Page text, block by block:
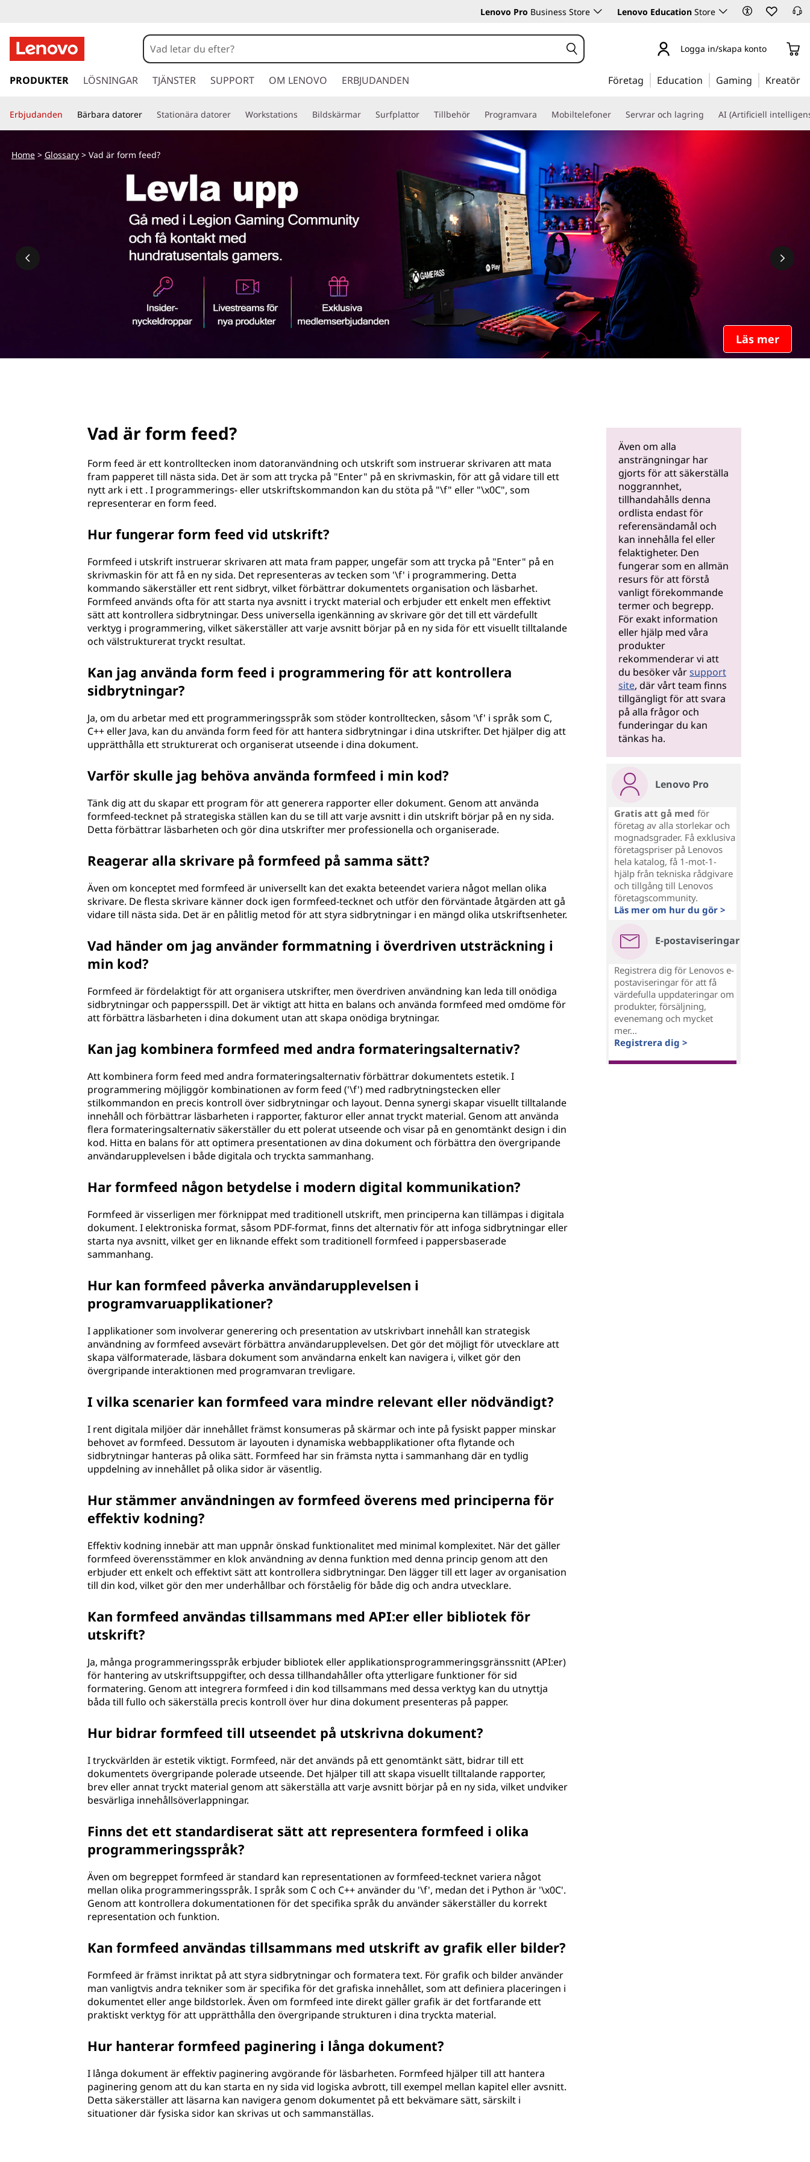
a
d
ä
Lenovo Pro Business Store Lenovo Education Store
o
a
v
d
n
Logga in/skapa konto
PRODUKTER LÖSNINGAR TJÄNSTER SUPPORT OM LENOVO ERBJUDANDEN Företag Education Gaming Kreatör
Erbjudanden Bärbara datorer Stationära datorer Workstations Bildskärmar Surfplattor Tillbehör Programvara Mobiltelefoner Servrar och lagring AI (Artificiell
Läs mer
Home> Glossary> Vad är form feed?
Vad är form feed?
Form feed är ett kontrolltecken inom datoranvändning och utskrift som instruerar skrivaren att mata
fram papperet till nästa sida. Det är som att trycka på "Enter" på en skrivmaskin, för att gå vidare till ett
nytt ark i ett . I programmerings- eller utskriftskommandon kan du stöta på "\f" eller "\x0C", som
representerar en form feed.
Hur fungerar form feed vid utskrift?
Formfeed i utskrift instruerar skrivaren att mata fram papper, ungefär som att trycka på "Enter" på en
skrivmaskin för att få en ny sida. Det representeras av tecken som '\f' i programmering. Detta
kommando säkerställer ett rent sidbryt, vilket förbättrar dokumentets organisation och läsbarhet.
Formfeed används ofta för att starta nya avsnitt i tryckt material och erbjuder ett enkelt men effektivt
sätt att kontrollera sidbrytningar. Dess universella igenkänning av skrivare gör det till ett värdefullt
verktyg i programmering, vilket säkerställer att varje avsnitt börjar på en ny sida för ett visuellt tilltalande
och välstrukturerat tryckt resultat.
Kan jag använda form feed i programmering för att kontrollera
sidbrytningar?
Ja, om du arbetar med ett programmeringsspråk som stöder kontrolltecken, såsom '\f' i språk som C,
C++ eller Java, kan du använda form feed för att hantera sidbrytningar i dina utskrifter. Det hjälper dig att
upprätthålla ett strukturerat och organiserat utseende i dina dokument.
Varför skulle jag behöva använda formfeed i min kod?
Tänk dig att du skapar ett program för att generera rapporter eller dokument. Genom att använda
formfeed-tecknet på strategiska ställen kan du se till att varje avsnitt i din utskrift börjar på en ny sida.
Detta förbättrar läsbarheten och gör dina utskrifter mer professionella och organiserade.
Reagerar alla skrivare på formfeed på samma sätt?
Även om konceptet med formfeed är universellt kan det exakta beteendet variera något mellan olika
skrivare. De flesta skrivare känner dock igen formfeed-tecknet och utför den förväntade åtgärden att gå
vidare till nästa sida. Det är en pålitlig metod för att styra sidbrytningar i en mängd olika utskriftsenheter.
Vad händer om jag använder formmatning i överdriven utsträckning i
min kod?
Formfeed är fördelaktigt för att organisera utskrifter, men överdriven användning kan leda till onödiga
sidbrytningar och pappersspill. Det är viktigt att hitta en balans och använda formfeed med omdöme för
att förbättra läsbarheten i dina dokument utan att skapa onödiga brytningar.
Kan jag kombinera formfeed med andra formateringsalternativ?
Att kombinera form feed med andra formateringsalternativ förbättrar dokumentets estetik. I
programmering möjliggör kombinationen av form feed ('\f') med radbrytningstecken eller
stilkommandon en precis kontroll över sidbrytningar och layout. Denna synergi skapar visuellt tilltalande
innehåll och förbättrar läsbarheten i rapporter, fakturor eller annat tryckt material. Genom att använda
flera formateringsalternativ säkerställer du ett polerat utseende och visar på en genomtänkt design i din
kod. Hitta en balans för att optimera presentationen av dina dokument och förbättra den övergripande
användarupplevelsen i både digitala och tryckta sammanhang.
Har formfeed någon betydelse i modern digital kommunikation?
Formfeed är visserligen mer förknippat med traditionell utskrift, men principerna kan tillämpas i digitala
dokument. I elektroniska format, såsom PDF-format, finns det alternativ för att infoga sidbrytningar eller
starta nya avsnitt, vilket ger en liknande effekt som traditionell formfeed i pappersbaserade
sammanhang.
Hur kan formfeed påverka användarupplevelsen i
programvaruapplikationer?
I applikationer som involverar generering och presentation av utskrivbart innehåll kan strategisk
användning av formfeed avsevärt förbättra användarupplevelsen. Det gör det möjligt för utvecklare att
skapa välformaterade, läsbara dokument som användarna enkelt kan navigera i, vilket gör den
övergripande interaktionen med programvaran trevligare.
I vilka scenarier kan formfeed vara mindre relevant eller nödvändigt?
I rent digitala miljöer där innehållet främst konsumeras på skärmar och inte på fysiskt papper minskar
behovet av formfeed. Dessutom är layouten i dynamiska webbapplikationer ofta flytande och
sidbrytningar hanteras på olika sätt. Formfeed har sin främsta nytta i sammanhang där en tydlig
uppdelning av innehållet på olika sidor är väsentlig.
Hur stämmer användningen av formfeed överens med principerna för
effektiv kodning?
Effektiv kodning innebär att man uppnår önskad funktionalitet med minimal komplexitet. När det gäller
formfeed överensstämmer en klok användning av denna funktion med denna princip genom att den
erbjuder ett enkelt och effektivt sätt att kontrollera sidbrytningar. Den lägger till ett lager av organisation
till din kod, vilket gör den mer underhållbar och förståelig för både dig och andra utvecklare.
Kan formfeed användas tillsammans med API:er eller bibliotek för
utskrift?
Ja, många programmeringsspråk erbjuder bibliotek eller applikationsprogrammeringsgränssnitt (API:er)
för hantering av utskriftsuppgifter, och dessa tillhandahåller ofta ytterligare funktioner för sid
formatering. Genom att integrera formfeed i din kod tillsammans med dessa verktyg kan du utnyttja
båda till fullo och säkerställa precis kontroll över hur dina dokument presenteras på papper.
Hur bidrar formfeed till utseendet på utskrivna dokument?
I tryckvärlden är estetik viktigt. Formfeed, när det används på ett genomtänkt sätt, bidrar till ett
dokumentets övergripande polerade utseende. Det hjälper till att skapa visuellt tilltalande rapporter,
brev eller annat tryckt material genom att säkerställa att varje avsnitt börjar på en ny sida, vilket undviker
besvärliga innehållsöverlappningar.
Finns det ett standardiserat sätt att representera formfeed i olika
programmeringsspråk?
Även om begreppet formfeed är standard kan representationen av formfeed-tecknet variera något
mellan olika programmeringsspråk. I språk som C och C++ använder du '\f', medan det i Python är '\x0C'.
Genom att kontrollera dokumentationen för det specifika språk du använder säkerställer du korrekt
representation och funktion.
Kan formfeed användas tillsammans med utskrift av grafik eller bilder?
Formfeed är främst inriktat på att styra sidbrytningar och formatera text. För grafik och bilder använder
man vanligtvis andra tekniker som är specifika för det grafiska innehållet, som att definiera placeringen i
dokumentet eller ange bildstorlek. Även om formfeed inte direkt gäller grafik är det fortfarande ett
praktiskt verktyg för att upprätthålla den övergripande strukturen i dina tryckta material.
Hur hanterar formfeed paginering i långa dokument?
I långa dokument är effektiv paginering avgörande för läsbarheten. Formfeed hjälper till att hantera
paginering genom att du kan starta en ny sida vid logiska avbrott, till exempel mellan kapitel eller avsnitt.
Detta säkerställer att läsarna kan navigera genom dokumentet på ett bekvämare sätt, särskilt i
situationer där fysiska sidor kan skrivas ut och sammanställas.
Även om alla
ansträngningar har
gjorts för att säkerställa
noggrannhet,
tillhandahålls denna
ordlista endast för
referensändamål och
kan innehålla fel eller
felaktigheter. Den
fungerar som en allmän
resurs för att förstå
vanligt förekommande
termer och begrepp.
För exakt information
eller hjälp med våra
produkter
rekommenderar vi att
du besöker vårsupport
site, där vårt team finns
tillgängligt för att svara
på alla frågor och
funderingar du kan
tänkas ha.
Lenovo Pro
Gratis att gå med för
företag av alla storlekar och
mognadsgrader. Få exklusiva
företagspriser på Lenovos
hela katalog, få 1-mot-1-
hjälp från tekniska rådgivare
och tillgång till Lenovos
företagscommunity.
Läs mer om hur du gör >
E-postaviseringar
Registrera dig för Lenovos e-
postaviseringar för att få
värdefulla uppdateringar om
produkter, försäljning,
evenemang och mycket
mer...
Registrera dig >